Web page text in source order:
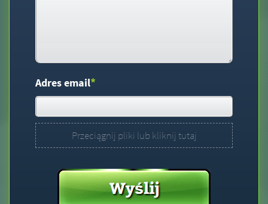
Adres email*
Przeciągnij pliki lub kliknij tutaj